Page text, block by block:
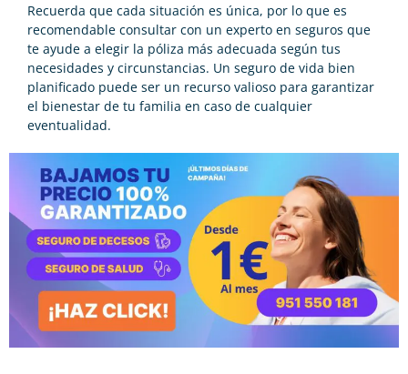
Recuerda que cada situación es única, por lo que es
recomendable consultar con un experto en seguros que
te ayude a elegir la póliza más adecuada según tus
necesidades y circunstancias. Un seguro de vida bien
planificado puede ser un recurso valioso para garantizar
el bienestar de tu familia en caso de cualquier
eventualidad.